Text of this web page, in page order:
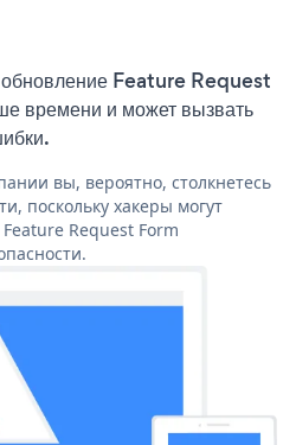
обновление Feature Request
времени и может вызвать
вы, вероятно, столкнетесь
поскольку хакеры могут
Request Form